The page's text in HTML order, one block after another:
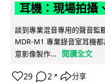
耳機：現場拍攝
談到專業混音專用的聲音監
MDR-M1 專業錄音室耳機
意影像製作...
閱讀全文
29 2 ↗ 分享